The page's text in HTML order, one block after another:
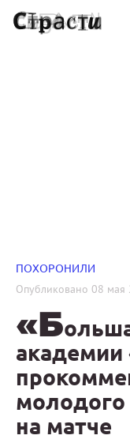
ПОХОРОНИЛИ
Опубликовано 08 мая
«Б
на матче